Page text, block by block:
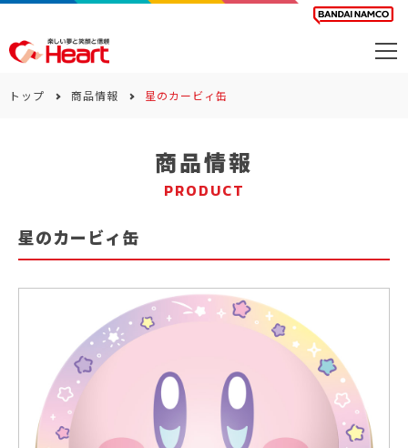
サステナビリティ
トップ 商品情報 星のカービィ缶
商品情報
PRODUCT
星のカービィ缶